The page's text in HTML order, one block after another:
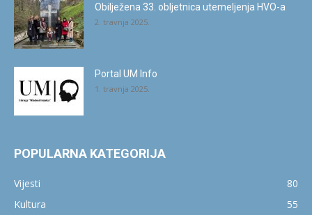
Obilježena 33. obljetnica utemeljenja HVO-a
2. travnja 2025.
Portal UM Info
1. travnja 2025.
POPULARNA KATEGORIJA
Vijesti
80
Kultura
55